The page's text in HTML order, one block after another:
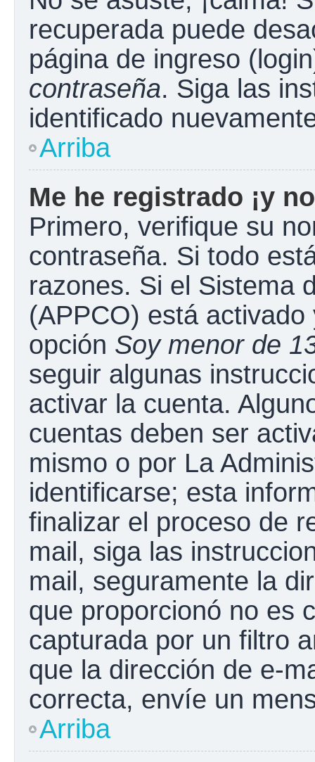
recuperada puede
página de ingreso
contraseña. Siga las
identificado
Arriba
Me he registrado ¡y
Primero, verifique su
contraseña. Si todo
razones. Si el Sistema
(APPCO) está
opción Soy menor de
seguir algunas
activar la cuenta.
cuentas deben ser
mismo o por La
identificarse; esta
finalizar el proceso de
mail, siga las
mail, seguramente la
que proporcionó no es
capturada por un filtro
que la dirección de e-
correcta, envíe un
Arriba